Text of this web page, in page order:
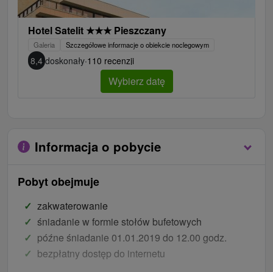
Hotel Satelit ★★★ Pieszczany
Galeria Szczegółowe informacje o obiekcie noclegowym
8,4 doskonały·110 recenzji
Wybierz datę
Informacja o pobycie
Pobyt obejmuje
zakwaterowanie
śniadanie w formie stołów bufetowych
późne śniadanie 01.01.2019 do 12.00 godz.
bezpłatny dostęp do internetu